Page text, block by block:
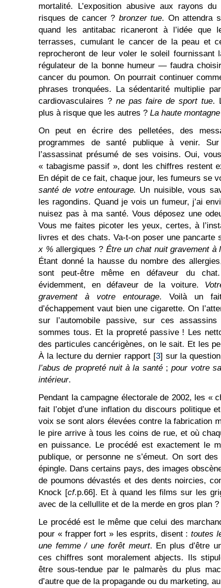
mortalité. L’exposition abusive aux rayons
risques de cancer ? bronzer tue. On attendra
quand les antitabac ricaneront à l’idée que
terrasses, cumulant le cancer de la peau et
reprocheront de leur voler le soleil fournissant
régulateur de la bonne humeur — faudra
cancer du poumon. On pourrait continuer
phrases tronquées. La sédentarité multiplie par
cardiovasculaires ? ne pas faire de sport tue.
plus à risque que les autres ? La haute
On peut en écrire des pelletées, des
programmes de santé publique à venir.
l’assassinat présumé de ses voisins. Oui,
« tabagisme passif », dont les chiffres restent
En dépit de ce fait, chaque jour, les fumeurs se
santé de votre entourage. Un nuisible, vous
les ragondins. Quand je vois un fumeur, j’ai
nuisez pas à ma santé. Vous déposez une
Vous me faites picoter les yeux, certes, à
livres et des chats. Va-t-on poser une
x %allergiques ? Être un chat nuit gravement à
Étant donné la hausse du nombre des
sont peut-être même en défaveur du
évidemment, en défaveur de la voiture.
gravement à votre entourage. Voilà un
d’échappement vaut bien une cigarette. On
sur l’automobile passive, sur ces
sommes tous. Et la propreté passive ! Les
des particules cancérigènes, on le sait. Et les
À la lecture du dernier rapport [3] sur la
l’abus de propreté nuit à la santé;pour votre
intérieur.
Pendant la campagne électorale de 2002, les «
fait l’objet d’une inflation du discours politique
voix se sont alors élevées contre la fabrication
le pire arrive à tous les coins de rue, et où
en puissance. Le procédé est exactement le
publique, or personne ne s’émeut. On sort
épingle. Dans certains pays, des images
de poumons dévastés et des dents noircies,
Knock [cf.p.66]. Et à quand les films sur les
avec de la cellullite et de la merde en gros plan ?
Le procédé est le même que celui des
pour « frapper fort » les esprits, disent :toutes
une femme / une forêt meurt. En plus d’être
ces chiffres sont moralement abjects. Ils
être sous-tendue par le palmarès du plus
d’autre que de la propagande ou du marketing,